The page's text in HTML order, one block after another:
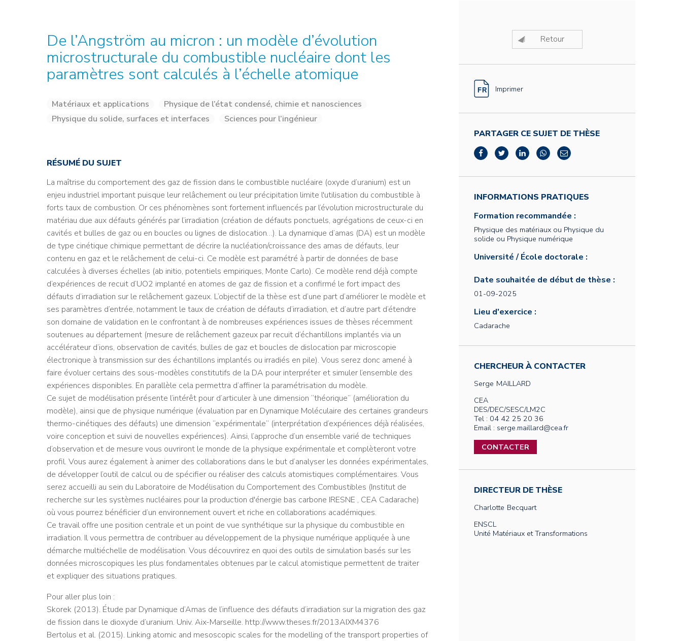
De l’Angström au micron : un modèle d’évolution
microstructurale du combustible nucléaire dont les
paramètres sont calculés à l’échelle atomique
Matériaux et applications
Physique de l’état condensé, chimie et nanosciences
Physique du solide, surfaces et interfaces
Sciences pour l’ingénieur
RÉSUMÉ DU SUJET
La maîtrise du comportement des gaz de fission dans le combustible nucléaire (oxyde d’uranium) est un
enjeu industriel important puisque leur relâchement ou leur précipitation limite l'utilisation du combustible à
forts taux de combustion. Or ces phénomènes sont fortement influencés par l’évolution microstructurale du
matériau due aux défauts générés par l’irradiation (création de défauts ponctuels, agrégations de ceux-ci en
cavités et bulles de gaz ou en boucles ou lignes de dislocation…). La dynamique d’amas (DA) est un modèle
de type cinétique chimique permettant de décrire la nucléation/croissance des amas de défauts, leur
contenu en gaz et le relâchement de celui-ci. Ce modèle est paramétré à partir de données de base
calculées à diverses échelles (ab initio, potentiels empiriques, Monte Carlo). Ce modèle rend déjà compte
d’expériences de recuit d’UO2 implanté en atomes de gaz de fission et a confirmé le fort impact des
défauts d’irradiation sur le relâchement gazeux. L’objectif de la thèse est d’une part d’améliorer le modèle et
ses paramètres d’entrée, notamment le taux de création de défauts d’irradiation, et d’autre part d’étendre
son domaine de validation en le confrontant à de nombreuses expériences issues de thèses récemment
soutenues au département (mesure de relâchement gazeux par recuit d’échantillons implantés via un
accélérateur d’ions, observation de cavités, bulles de gaz et boucles de dislocation par microscopie
électronique à transmission sur des échantillons implantés ou irradiés en pile). Vous serez donc amené à
faire évoluer certains des sous-modèles constitutifs de la DA pour interpréter et simuler l’ensemble des
expériences disponibles. En parallèle cela permettra d’affiner la paramétrisation du modèle.
Ce sujet de modélisation présente l’intérêt pour d’articuler à une dimension “théorique” (amélioration du
modèle), ainsi que de physique numérique (évaluation par en Dynamique Moléculaire des certaines grandeurs
thermo-cinétiques des défauts) une dimension “expérimentale” (interprétation d’expériences déjà réalisées,
voire conception et suivi de nouvelles expériences). Ainsi, l’approche d’un ensemble varié de techniques
d’observation et de mesure vous ouvriront le monde de la physique expérimentale et complèteront votre
profil. Vous aurez également à animer des collaborations dans le but d’analyser les données expérimentales,
de développer l’outil de calcul ou de spécifier ou réaliser des calculs atomistiques complémentaires. Vous
serez accueilli au sein du Laboratoire de Modélisation du Comportement des Combustibles (Institut de
recherche sur les systèmes nucléaires pour la production d'énergie bas carbone IRESNE , CEA Cadarache)
où vous pourrez bénéficier d’un environnement ouvert et riche en collaborations académiques.
Ce travail offre une position centrale et un point de vue synthétique sur la physique du combustible en
irradiation. Il vous permettra de contribuer au développement de la physique numérique appliquée à une
démarche multiéchelle de modélisation. Vous découvrirez en quoi des outils de simulation basés sur les
données microscopiques les plus fondamentales obtenues par le calcul atomistique permettent de traiter
et expliquer des situations pratiques.
Pour aller plus loin :
Skorek (2013). Étude par Dynamique d’Amas de l’influence des défauts d’irradiation sur la migration des gaz
de fission dans le dioxyde d’uranium. Univ. Aix-Marseille. http://www.theses.fr/2013AIXM4376
Bertolus et al. (2015). Linking atomic and mesoscopic scales for the modelling of the transport properties of
Retour
Imprimer
PARTAGER CE SUJET DE THÈSE
INFORMATIONS PRATIQUES
Formation recommandée :
Physique des matériaux ou Physique du
solide ou Physique numérique
Université / École doctorale :
Date souhaitée de début de thèse :
01-09-2025
Lieu d'exercice :
Cadarache
CHERCHEUR À CONTACTER
Serge MAILLARD
CEA
DES/DEC/SESC/LM2C
Tel : 04 42 25 20 36
Email : serge.maillard@cea.fr
CONTACTER
DIRECTEUR DE THÈSE
Charlotte Becquart
ENSCL
Unité Matériaux et Transformations